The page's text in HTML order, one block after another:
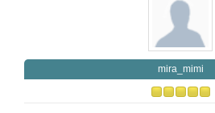
mira_mimi